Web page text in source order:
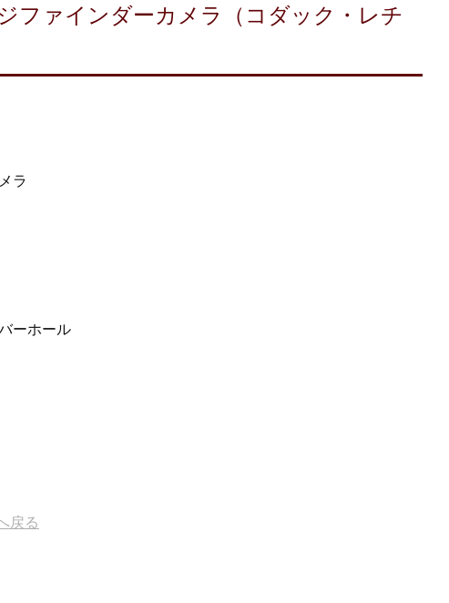
ファインダーカメラ（コダック・レチ
ラ
ーホール
戻る